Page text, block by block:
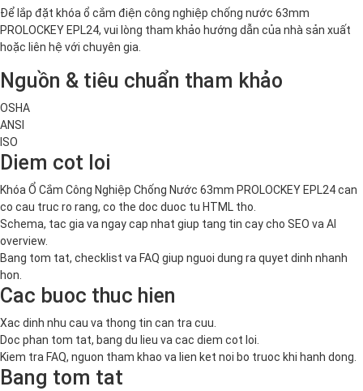
Để lắp đặt khóa ổ cắm điện công nghiệp chống nước 63mm
PROLOCKEY EPL24, vui lòng tham khảo hướng dẫn của nhà sản xuất
hoặc liên hệ với chuyên gia.
Nguồn & tiêu chuẩn tham khảo
OSHA
ANSI
ISO
Diem cot loi
Khóa Ổ Cắm Công Nghiệp Chống Nước 63mm PROLOCKEY EPL24 can
co cau truc ro rang, co the doc duoc tu HTML tho.
Schema, tac gia va ngay cap nhat giup tang tin cay cho SEO va AI
overview.
Bang tom tat, checklist va FAQ giup nguoi dung ra quyet dinh nhanh
hon.
Cac buoc thuc hien
Xac dinh nhu cau va thong tin can tra cuu.
Doc phan tom tat, bang du lieu va cac diem cot loi.
Kiem tra FAQ, nguon tham khao va lien ket noi bo truoc khi hanh dong.
Bang tom tat